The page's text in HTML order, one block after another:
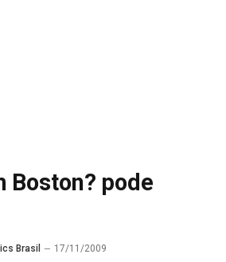
Boston? pode
Brasil
17/11/2009